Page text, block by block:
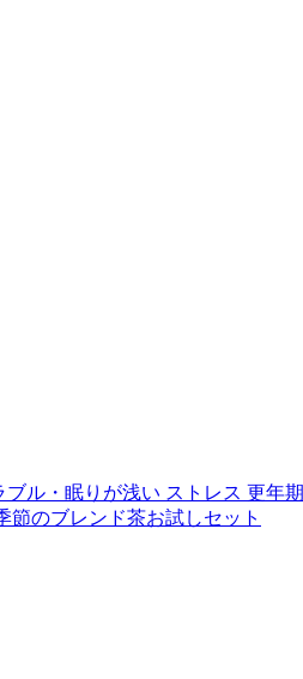
ブル・眠りが浅い ストレス 更年期
節のブレンド茶お試しセット